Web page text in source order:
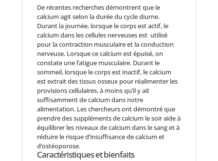
De récentes recherches démontrent que le
calcium agit selon la durée du cycle diurne.
Durant la journée, lorsque le corps est actif, le
calcium dans les cellules nerveuses est utilisé
pour la contraction musculaire et la conduction
nerveuse. Lorsque ce calcium est épuisé, on
constate une fatigue musculaire. Durant le
sommeil, lorsque le corps est inactif, le calcium
est extrait des tissus osseux pour réalimenter les
provisions cellulaires, à moins qu’il y ait
suffisamment de calcium dans notre
alimentation. Les chercheurs ont démontré que
prendre des suppléments de calcium le soir aide à
équilibrer les niveaux de calcium dans le sang et à
réduire le risque d’insuffisance de calcium et
d’ostéoporose.
Caractéristiques et bienfaits